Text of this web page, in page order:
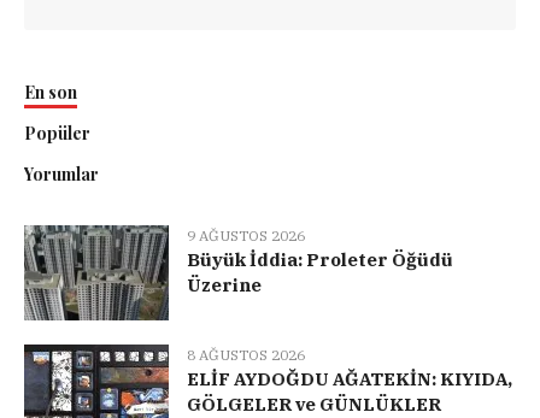
En son
Popüler
Yorumlar
9 AĞUSTOS 2026
Büyük İddia: Proleter Öğüdü
Üzerine
8 AĞUSTOS 2026
ELİF AYDOĞDU AĞATEKİN: KIYIDA,
GÖLGELER ve GÜNLÜKLER